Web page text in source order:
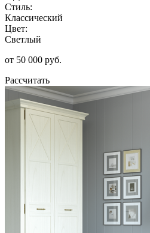
Стиль:
Классический
Цвет:
Светлый
от 50 000 руб.
Рассчитать